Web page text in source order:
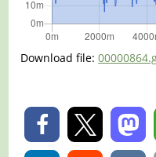
Download file: